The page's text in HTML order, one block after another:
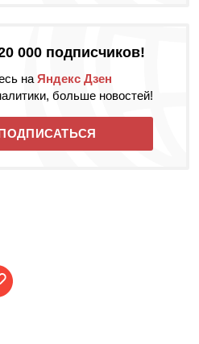
000 подписчиков!
на Яндекс Дзен
больше новостей!